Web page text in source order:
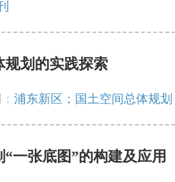
规划的实践探索
浦东新区；国土空间总体规
一张底图”的构建及应用